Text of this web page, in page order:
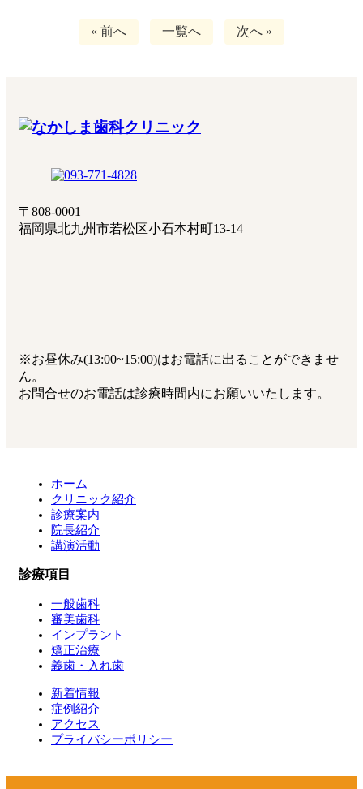
« 前へ 一覧へ 次へ »
〒808-0001
福岡県北九州市若松区小石本村町13-14
※お昼休み(13:00~15:00)はお電話に出ることができませ
ん。
お問合せのお電話は診療時間内にお願いいたします。
ホーム
クリニック紹介
診療案内
院長紹介
講演活動
診療項目
一般歯科
審美歯科
インプラント
矯正治療
義歯・入れ歯
新着情報
症例紹介
アクセス
プライバシーポリシー